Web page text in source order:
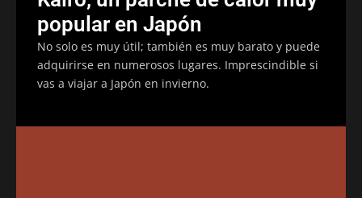
popular en Japón
No solo es muy útil; también es muy barato y puede
adquirirse en numerosos lugares. Imprescindible si
vas a viajar a Japón en invierno.